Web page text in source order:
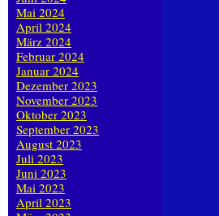
Mai 2024
April 2024
März 2024
Februar 2024
Januar 2024
Dezember 2023
November 2023
Oktober 2023
September 2023
August 2023
Juli 2023
Juni 2023
Mai 2023
April 2023